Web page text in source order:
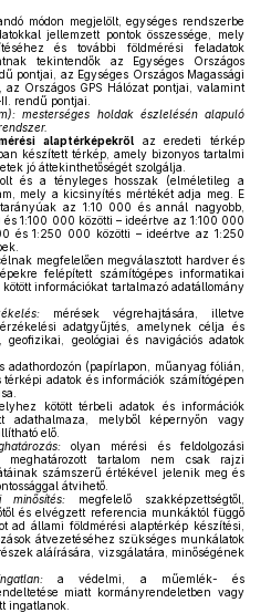
módon megjelölt, egységes rendszerbe
jellemzett pontok összessége, mely
és további földmérési feladatok
tekintendők az Egységes Országos
pontjai, az Egységes Országos Magassági
Országos GPS Hálózat pontjai, valamint
rendű pontjai.
mesterséges holdak észlelésén alapuló
alaptérképekrőlaz eredeti térkép
készített térkép, amely bizonyos tartalmi
jó áttekinthetőségét szolgálja.
és a tényleges hosszak (elméletileg a
mely a kicsinyítés mértékét adja meg. E
az 1:10 000 és annál nagyobb,
1:100 000 közötti – ideértve az 1:100 000
és 1:250 000 közötti – ideértve az 1:250
megfelelően megválasztott hardver és
felépített számítógépes informatikai
információkat tartalmazó adatállomány
mérések végrehajtására, illetve
adatgyűjtés, amelynek célja és
geofizikai, geológiai és navigációs adatok
adathordozón (papírlapon, műanyag fólián,
adatok és információk számítógépen
kötött térbeli adatok és információk
adathalmaza, melyből képernyőn vagy
elő.
olyan mérési és feldolgozási
tartalom nem csak rajzi
számszerű értékével jelenik meg és
átvihető.
minősítés: megfelelő szakképzettségtől,
és elvégzett referencia munkáktól függő
ad állami földmérési alaptérkép készítési,
átvezetéséhez szükséges munkálatok
aláírására, vizsgálatára, minőségének
a védelmi, a műemlék- és
miatt kormányrendeletben vagy
ingatlanok.